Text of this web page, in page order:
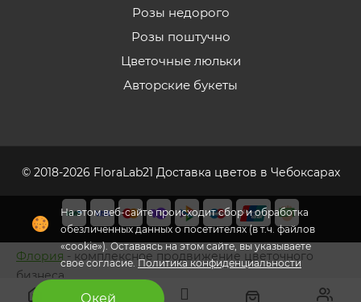
На этом веб-сайте происходит сбор и обработка
обезличенных данных о посетителях (в т.ч. файлов
«cookie»). Оставаясь на этом сайте, вы указываете
свое согласие.Политика конфиденциальности
Окей
Розы недорого
Розы поштучно
Цветочные люльки
Авторские букеты
© 2018-2026 FloraLab21 Доставка цветов в Чебоксарах
Флория - комплексное продвижение цветочного
бизнеса